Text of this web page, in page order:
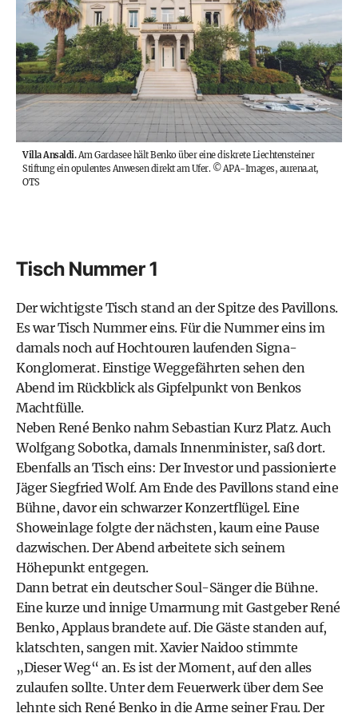
Villa Ansaldi.Am Gardasee hält Benko über eine diskrete Liechtensteiner
Stiftung ein opulentes Anwesen direkt am Ufer. ©APA-Images, aurena.at,
OTS
Tisch Nummer 1
Der wichtigste Tisch stand an der Spitze des Pavillons.
Es war Tisch Nummer eins. Für die Nummer eins im
damals noch auf Hochtouren laufenden Signa-
Konglomerat. Einstige Weggefährten sehen den
Abend im Rückblick als Gipfelpunkt von Benkos
Machtfülle.
Neben René Benko nahm Sebastian Kurz Platz. Auch
Wolfgang Sobotka, damals Innenminister, saß dort.
Ebenfalls an Tisch eins: Der Investor und passionierte
Jäger Siegfried Wolf. Am Ende des Pavillons stand eine
Bühne, davor ein schwarzer Konzertflügel. Eine
Showeinlage folgte der nächsten, kaum eine Pause
dazwischen. Der Abend arbeitete sich seinem
Höhepunkt entgegen.
Dann betrat ein deutscher Soul-Sänger die Bühne.
Eine kurze und innige Umarmung mit Gastgeber René
Benko, Applaus brandete auf. Die Gäste standen auf,
klatschten, sangen mit. Xavier Naidoo stimmte
„Dieser Weg“ an. Es ist der Moment, auf den alles
zulaufen sollte. Unter dem Feuerwerk über dem See
lehnte sich René Benko in die Arme seiner Frau. Der